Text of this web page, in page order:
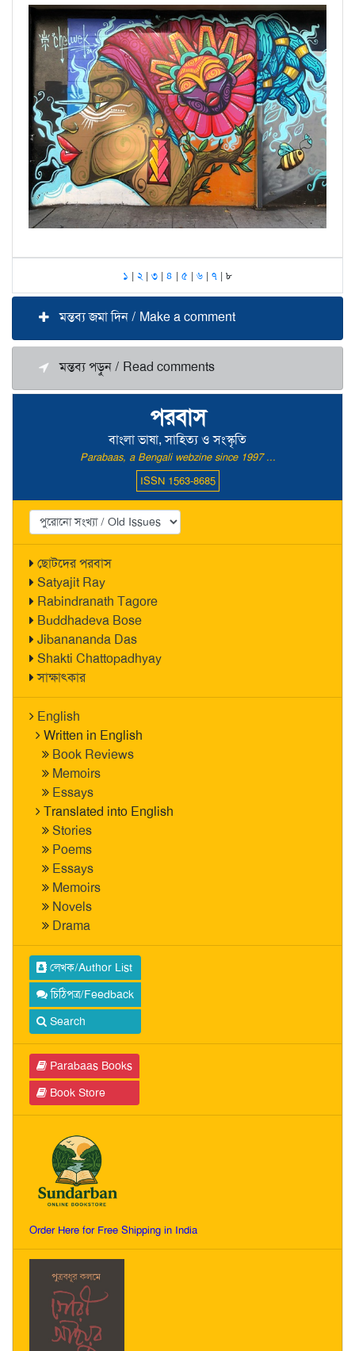
পরবাস
বাংলা ভাষা, সাহিত্য ও সংস্কৃতি
Parabaas, a Bengali webzine since 1997 ...
ISSN 1563-8685
ছোটদের পরবাস
Satyajit Ray
Rabindranath Tagore
Buddhadeva Bose
Jibanananda Das
Shakti Chattopadhyay
সাক্ষাৎকার
English
Written in English
Book Reviews
Memoirs
Essays
Translated into English
Stories
Poems
Essays
Memoirs
Novels
Drama
লেখক/Author List
চিঠিপত্র/Feedback
Search
Parabaas Books
Book Store
Order Here for Free Shipping in India
১ | ২ | ৩ | ৪ | ৫ | ৬ | ৭ | ৮
মন্তব্য জমা দিন / Make a comment
মন্তব্য পড়ুন / Read comments